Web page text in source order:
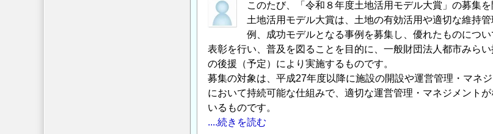
ナ
ー
会
イ
ン
フ
ラ
を
このたび、「令和８年度土地活用モデル大賞」の募集
土地活用モデル大賞は、土地の有効活用や適切な維持
例、成功モデルとなる事例を募集し、優れたものにつ
表彰を行い、普及を図ることを目的に、一般財団法人都市みら
の後援（予定）により実施するものです。
募集の対象は、平成27年度以降に施設の開設や運営管理・マネ
において持続可能な仕組みで、適切な運営管理・マネジメント
いるものです。
....続きを読む